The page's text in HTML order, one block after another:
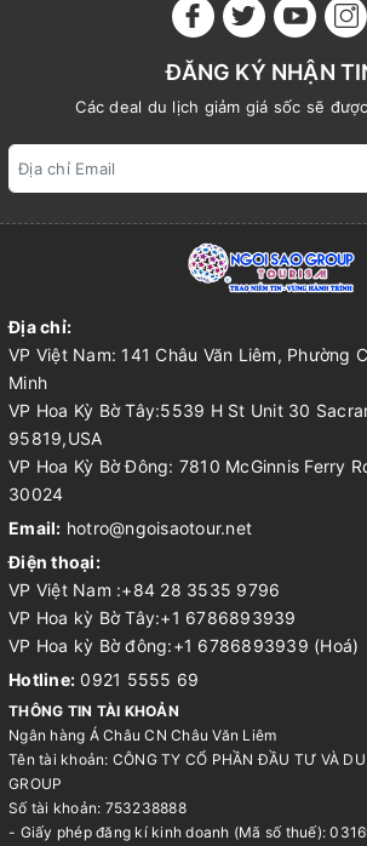
ĐĂNG KÝ NHẬN
Các deal du lịch giảm giá sốc sẽ
Địa chỉ:
VP Việt Nam: 141 Châu Văn Liêm, Phường
Minh
VP Hoa Kỳ Bờ Tây:5539 H St Unit 30
95819,USA
VP Hoa Kỳ Bờ Đông: 7810 McGinnis Ferry
30024
Email: hotro@ngoisaotour.net
Điện thoại:
VP Việt Nam :+84 28 3535 9796
VP Hoa kỳ Bờ Tây:+1 6786893939
VP Hoa kỳ Bờ đông:+1 6786893939 (Hoá)
Hotline: 0921 5555 69
THÔNG TIN TÀI KHOẢN
Ngân hàng Á Châu CN Châu Văn Liêm
Tên tài khoản: CÔNG TY CỔ PHẦN ĐẦU TƯ VÀ
GROUP
Số tài khoản: 753238888
- Giấy phép đăng kí kinh doanh (Mã số thuế):